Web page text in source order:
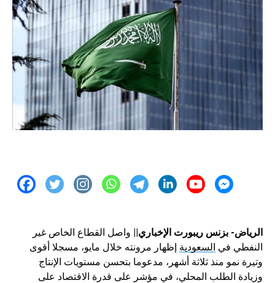
الرياض- بزنس ريبورت الإخباري|| واصل القطاع الخاص غير
النفطي في السعودية إظهار مرونته خلال مايو، مسجلا أقوى
وتيرة نمو منذ ثلاثة أشهر، مدعوما بتحسن مستويات الإنتاج
وزيادة الطلب المحلي، في مؤشر على قدرة الاقتصاد على